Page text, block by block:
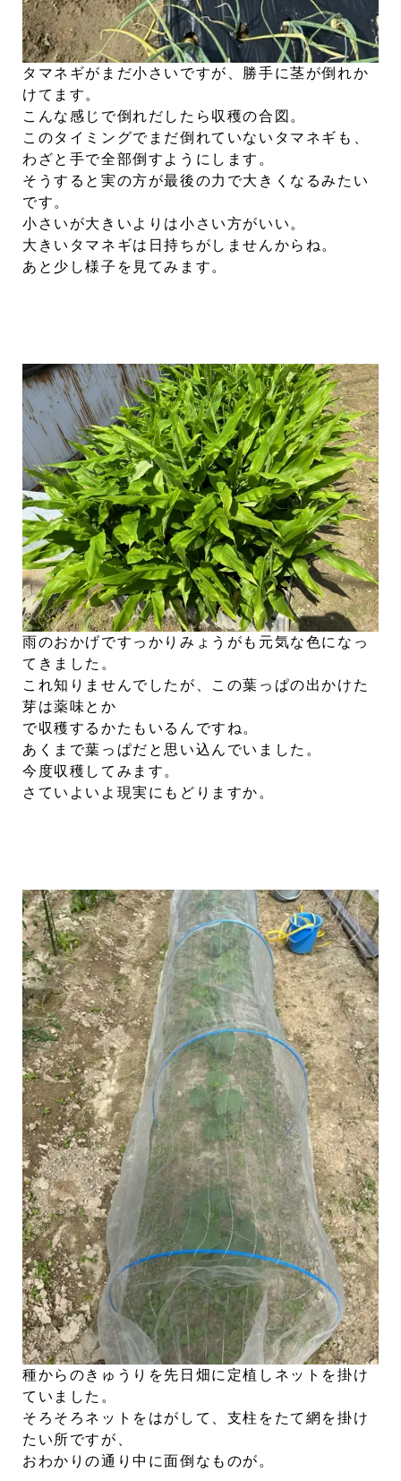
タマネギがまだ小さいですが、勝手に茎が倒れか
けてます。
こんな感じで倒れだしたら収穫の合図。
このタイミングでまだ倒れていないタマネギも、
わざと手で全部倒すようにします。
そうすると実の方が最後の力で大きくなるみたい
です。
小さいが大きいよりは小さい方がいい。
大きいタマネギは日持ちがしませんからね。
あと少し様子を見てみます。
雨のおかげですっかりみょうがも元気な色になっ
てきました。
これ知りませんでしたが、この葉っぱの出かけた
芽は薬味とか
で収穫するかたもいるんですね。
あくまで葉っぱだと思い込んでいました。
今度収穫してみます。
さていよいよ現実にもどりますか。
種からのきゅうりを先日畑に定植しネットを掛け
ていました。
そろそろネットをはがして、支柱をたて網を掛け
たい所ですが、
おわかりの通り中に面倒なものが。